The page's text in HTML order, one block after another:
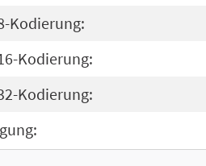
Kodierung:
Kodierung:
Kodierung: